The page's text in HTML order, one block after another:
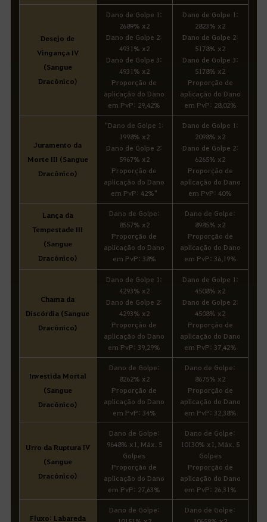
Desejo de
Vingança IV
(Sangue
Dracônico)
Dano de Golpe 1:
2689% x2
Dano de Golpe 2:
4931% x2
Dano de Golpe 3:
4931% x2
Proporção de
aplicação do Dano
em PvP: 29,42%
Dano de Golpe 1:
2823% x2
Dano de Golpe 2:
5178% x2
Dano de Golpe 3:
5178% x2
Proporção de
aplicação do Dano
em PvP: 28,02%
Juramento da
Morte III (Sangue
Dracônico)
"Dano de Golpe 1:
1998% x2
Dano de Golpe 2:
5967% x2
Proporção de
aplicação do Dano
em PvP: 42%"
Dano de Golpe 1:
2098% x2
Dano de Golpe 2:
6265% x2
Proporção de
aplicação do Dano
em PvP: 40%
Lança da
Tempestade III
(Sangue
Dracônico)
Dano de Golpe:
8557% x2
Proporção de
aplicação do Dano
em PvP: 38%
Dano de Golpe:
8985% x2
Proporção de
aplicação do Dano
em PvP: 36,19%
Chama da
Discórdia (Sangue
Dracônico)
Dano de Golpe 1:
4293% x2
Dano de Golpe 2:
4293% x2
Proporção de
aplicação do Dano
em PvP: 39,29%
Dano de Golpe 1:
4508% x2
Dano de Golpe 2:
4508% x2
Proporção de
aplicação do Dano
em PvP: 37,42%
Investida Mortal
(Sangue
Dracônico)
Dano de Golpe:
8262% x2
Proporção de
aplicação do Dano
em PvP: 34%
Dano de Golpe:
8675% x2
Proporção de
aplicação do Dano
em PvP: 32,38%
Urro da Ruptura IV
(Sangue
Dracônico)
Dano de Golpe:
9648% x1, Máx. 5
Golpes
Proporção de
aplicação do Dano
em PvP: 27,63%
Dano de Golpe:
10130% x1, Máx. 5
Golpes
Proporção de
aplicação do Dano
em PvP: 26,31%
Fluxo: Labareda
Dano de Golpe:
Dano de Golpe: